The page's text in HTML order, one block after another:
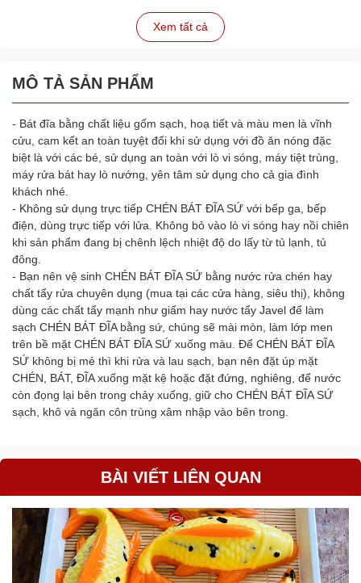
Xem tất cả
MÔ TẢ SẢN PHẨM
- Bát đĩa bằng chất liệu gốm sạch, hoạ tiết và màu men là vĩnh
cửu, cam kết an toàn tuyệt đối khi sử dụng với đồ ăn nóng đặc
biệt là với các bé, sử dụng an toàn với lò vi sóng, máy tiệt trùng,
máy rửa bát hay lò nướng, yên tâm sử dụng cho cả gia đình
khách nhé.
- Không sử dụng trực tiếp CHÉN BÁT ĐĨA SỨ với bếp ga, bếp
điện, dùng trực tiếp với lửa. Không bỏ vào lò vi sóng hay nồi chiên
khi sản phẩm đang bị chênh lệch nhiệt độ do lấy từ tủ lạnh, tủ
đông.
- Bạn nên vệ sinh CHÉN BÁT ĐĨA SỨ bằng nước rửa chén hay
chất tẩy rửa chuyên dụng (mua tại các cửa hàng, siêu thị), không
dùng các chất tẩy mạnh như giấm hay nước tẩy Javel để làm
sạch CHÉN BÁT ĐĨA bằng sứ, chúng sẽ mài mòn, làm lớp men
trên bề mặt CHÉN BÁT ĐĨA SỨ xuống màu. Để CHÉN BÁT ĐĨA
SỨ không bị mẻ thì khi rửa và lau sạch, bạn nên đặt úp mặt
CHÉN, BÁT, ĐĨA xuống mặt kệ hoặc đặt đứng, nghiêng, để nước
còn đọng lại bên trong chảy xuống, giữ cho CHÉN BÁT ĐĨA SỨ
sạch, khô và ngăn côn trùng xâm nhập vào bên trong.
BÀI VIẾT LIÊN QUAN